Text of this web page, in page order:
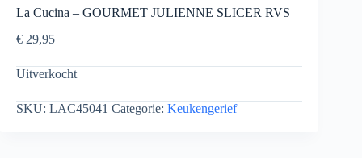
La Cucina – GOURMET JULIENNE SLICER RVS
€ 29,95
Uitverkocht
SKU: LAC45041 Categorie: Keukengerief